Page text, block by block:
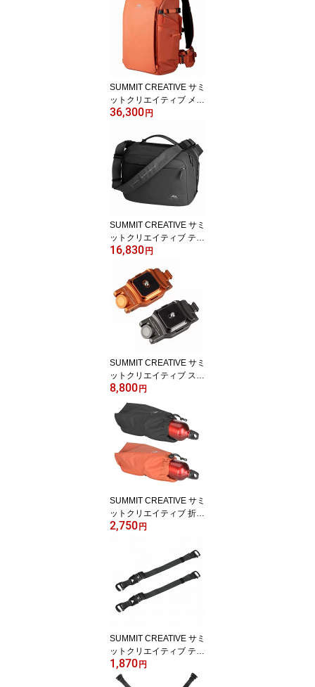
SUMMIT CREATIVE サミ
ットクリエイティブ メト
ロポリス 26L バックパッ
36,300 円
SUMMIT CREATIVE サミ
ットクリエイティブ テン
ジン 7L ショルダーバッ
16,830 円
SUMMIT CREATIVE サミ
ットクリエイティブ スピ
ーディーカメラクリップ
2色 カメラホルスター
8,800 円
SUMMIT CREATIVE サミ
ットクリエイティブ 折り
畳みウォーターボトルケ
2,750 円
SUMMIT CREATIVE サミ
ットクリエイティブ テン
ジン ボトムストラップ 4
色 カメラリュック
1,870 円